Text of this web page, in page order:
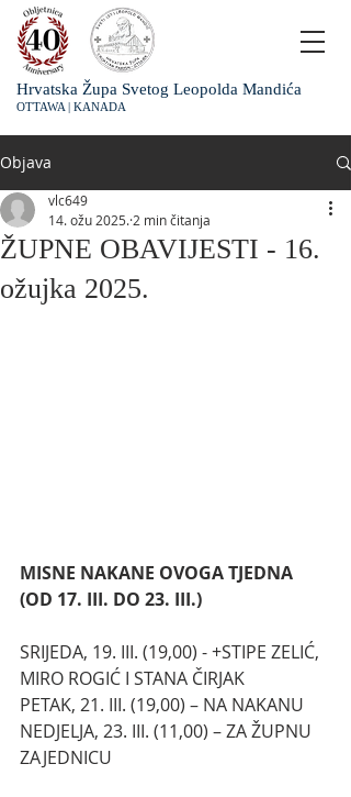
Hrvatska Župa Svetog Leopolda Mandića
OTTAWA | KANADA
Objava
ŽUPNE OBAVIJESTI - 16.
ožujka 2025.
vlc649
14. ožu 2025. 2 min čitanja
MISNE NAKANE OVOGA TJEDNA
(OD 17. III. DO 23. III.)
SRIJEDA, 19. III. (19,00) - +STIPE ZELIĆ,
MIRO ROGIĆ I STANA ČIRJAK
PETAK, 21. III. (19,00) – NA NAKANU
NEDJELJA, 23. III. (11,00) – ZA ŽUPNU
ZAJEDNICU